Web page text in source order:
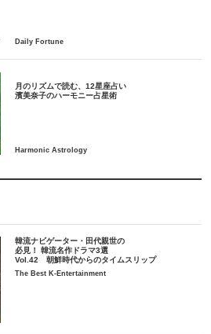
月のリズムで読む、12星座占い
韓流ナビゲーター・田代親世の
必見！ 韓流名作ドラマ3選
Vol.42 朝鮮時代からのタイムスリップ
The Best K-Entertainment